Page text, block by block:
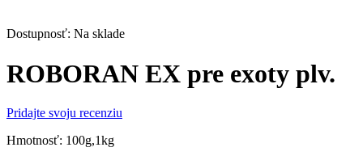
Dostupnosť: Na sklade
ROBORAN EX pre exoty plv.
Pridajte svoju recenziu
Hmotnosť: 100g,1kg